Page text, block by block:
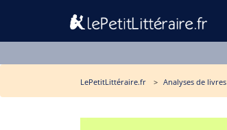
LePetitLittéraire.fr Analyses de livres